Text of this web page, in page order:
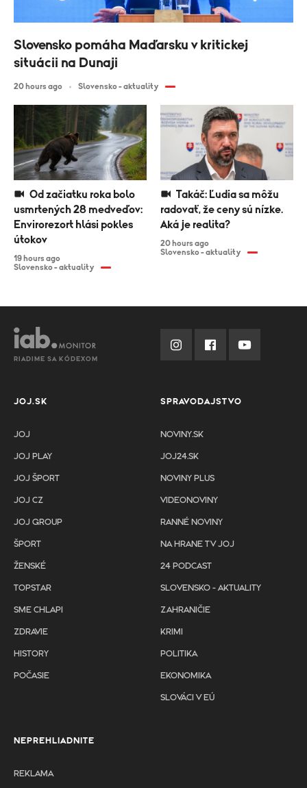
usmrtených 28 medveďov:
Envirorezort hlási pokles
útokov
19 hours ago
Slovensko - aktuality
radovať, že ceny sú nízke.
Aká je realita?
20 hours ago
Slovensko - aktuality
Slovensko pomáha Maďarsku v kritickej
situácii na Dunaji
20 hours ago Slovensko - aktuality
RIADIME SA KÓDEXOM
JOJ.SK
JOJ
JOJ PLAY
JOJ ŠPORT
JOJ CZ
JOJ GROUP
ŠPORT
ŽENSKÉ
TOPSTAR
SME CHLAPI
ZDRAVIE
HISTORY
POČASIE
SPRAVODAJSTVO
NOVINY.SK
JOJ24.SK
NOVINY PLUS
VIDEONOVINY
RANNÉ NOVINY
NA HRANE TV JOJ
24 PODCAST
SLOVENSKO - AKTUALITY
ZAHRANIČIE
KRIMI
POLITIKA
EKONOMIKA
SLOVÁCI V EÚ
NEPREHLIADNITE
REKLAMA